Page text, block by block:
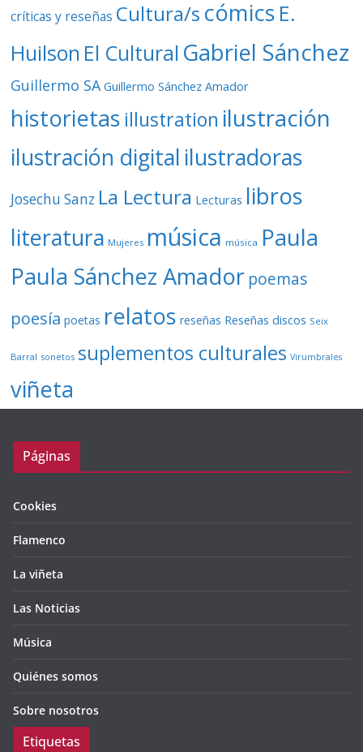
críticas y reseñas Cultura/s cómics E.
Huilson El Cultural Gabriel Sánchez
Guillermo SA Guillermo Sánchez Amador
historietas illustration ilustración
ilustración digital ilustradoras
Josechu Sanz La Lectura Lecturas libros
literatura Mujeres música música Paula
Paula Sánchez Amador poemas
poesía poetas relatos reseñas Reseñas discos Seix
Barral sonetos suplementos culturales Virumbrales
viñeta
Páginas
Cookies
Flamenco
La viñeta
Las Noticias
Música
Quiénes somos
Sobre nosotros
Etiquetas